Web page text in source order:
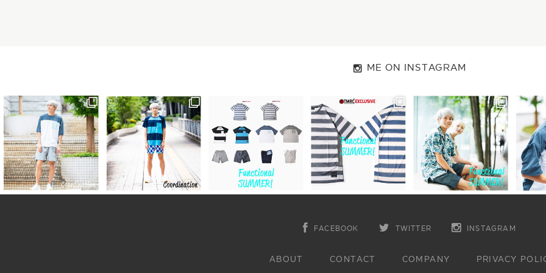
ME ON INSTAGRAM
FACEBOOK TWITTER INSTAGRAM
ABOUT CONTACT COMPANY PRIVACY